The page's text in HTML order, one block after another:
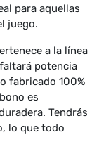
para aquellas
juego.
a la línea
potencia
fabricado 100%
es
Tendrás
lo que todo